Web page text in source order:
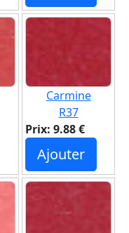
Carmine
R37
Prix: 9.88 €
Ajouter